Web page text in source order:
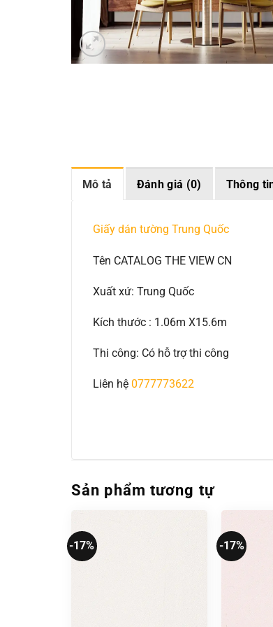
Mô tả Đánh giá (0) Thông
Giấy dán tường Trung Quốc
Tên CATALOG THE VIEW CN
Xuất xứ: Trung Quốc
Kích thước : 1.06m X15.6m
Thi công: Có hỗ trợ thi công
Liên hệ 0777773622
Sản phẩm tương tự
-17% -17%